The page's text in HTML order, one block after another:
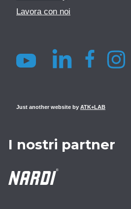
Lavora con noi
Just another website by ATK+LAB
I nostri partner